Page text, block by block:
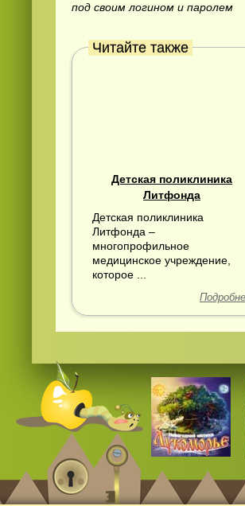
под своим логином и паролем
Читайте также
Детская поликлиника
Литфонда
Детская поликлиника
Литфонда –
многопрофильное
медицинское учреждение,
которое ...